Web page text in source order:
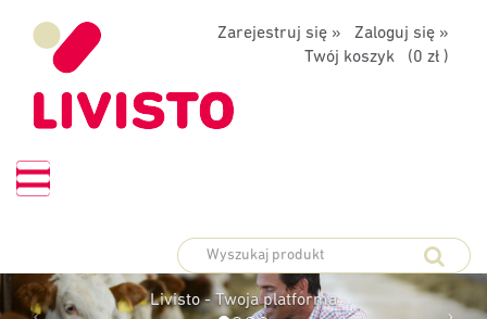
Zarejestruj się »
Zaloguj się »
Twój koszyk (0 zł )
ZAMÓWIEŃ
Livisto - Twoja platforma